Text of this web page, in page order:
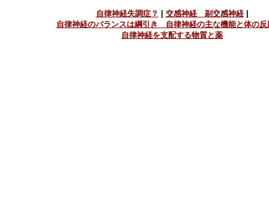
自律神経失調症？ 交感神経 副交感神経|
自律神経のバランスは綱引き 自律神経の主な機能と体の
自律神経を支配する物質と薬